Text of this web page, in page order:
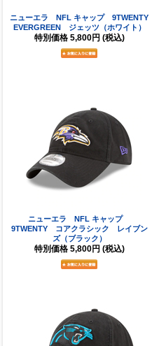
ニューエラ NFL キャップ 9TWENTY
EVERGREEN ジェッツ（ホワイト）
特別価格 5,800円 (税込)
ニューエラ NFL キャップ
9TWENTY コアクラシック レイブン
ズ（ブラック）
特別価格 5,800円 (税込)